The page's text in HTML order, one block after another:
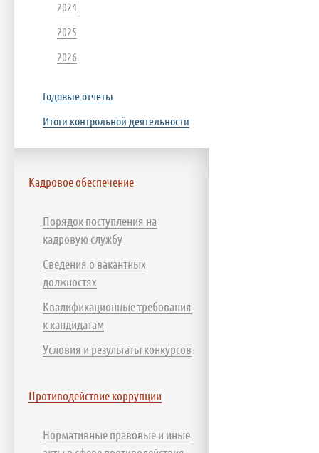
2024
2025
2026
Годовые отчеты
Итоги контрольной деятельности
Кадровое обеспечение
Порядок поступления на
кадровую службу
Сведения о вакантных
должностях
Квалификационные требования
к кандидатам
Условия и результаты конкурсов
Противодействие коррупции
Нормативные правовые и иные